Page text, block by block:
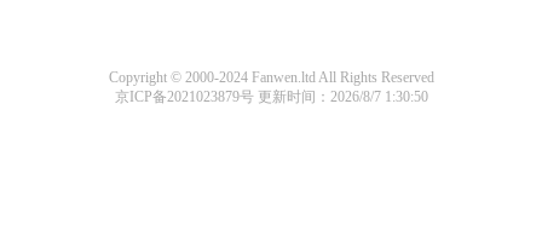
Copyright © 2000-2024 Fanwen.ltd All Rights Reserved
京ICP备2021023879号更新时间：2026/8/7 1:30:50